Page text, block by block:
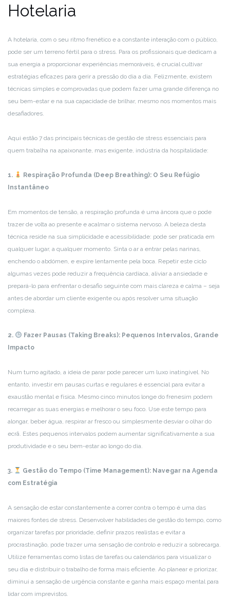
Hotelaria
A hotelaria, com o seu ritmo frenético e a constante interação com o público,
pode ser um terreno fértil para o stress. Para os profissionais que dedicam a
sua energia a proporcionar experiências memoráveis, é crucial cultivar
estratégias eficazes para gerir a pressão do dia a dia. Felizmente, existem
técnicas simples e comprovadas que podem fazer uma grande diferença no
seu bem-estar e na sua capacidade de brilhar, mesmo nos momentos mais
desafiadores.
Aqui estão 7 das principais técnicas de gestão de stress essenciais para
quem trabalha na apaixonante, mas exigente, indústria da hospitalidade:
1.
Respiração Profunda (Deep Breathing): O Seu Refúgio
Instantâneo
Em momentos de tensão, a respiração profunda é uma âncora que o pode
trazer de volta ao presente e acalmar o sistema nervoso. A beleza desta
técnica reside na sua simplicidade e acessibilidade: pode ser praticada em
qualquer lugar, a qualquer momento. Sinta o ar a entrar pelas narinas,
enchendo o abdómen, e expire lentamente pela boca. Repetir este ciclo
algumas vezes pode reduzir a frequência cardíaca, aliviar a ansiedade e
prepará-lo para enfrentar o desafio seguinte com mais clareza e calma – seja
antes de abordar um cliente exigente ou após resolver uma situação
complexa.
2.
Fazer Pausas (Taking Breaks): Pequenos Intervalos, Grande
Impacto
Num turno agitado, a ideia de parar pode parecer um luxo inatingível. No
entanto, investir em pausas curtas e regulares é essencial para evitar a
exaustão mental e física. Mesmo cinco minutos longe do frenesim podem
recarregar as suas energias e melhorar o seu foco. Use este tempo para
alongar, beber água, respirar ar fresco ou simplesmente desviar o olhar do
ecrã. Estes pequenos intervalos podem aumentar significativamente a sua
produtividade e o seu bem-estar ao longo do dia.
3.
Gestão do Tempo (Time Management): Navegar na Agenda
com Estratégia
A sensação de estar constantemente a correr contra o tempo é uma das
maiores fontes de stress. Desenvolver habilidades de gestão do tempo, como
organizar tarefas por prioridade, definir prazos realistas e evitar a
procrastinação, pode trazer uma sensação de controlo e reduzir a sobrecarga.
Utilize ferramentas como listas de tarefas ou calendários para visualizar o
seu dia e distribuir o trabalho de forma mais eficiente. Ao planear e priorizar,
diminui a sensação de urgência constante e ganha mais espaço mental para
lidar com imprevistos.